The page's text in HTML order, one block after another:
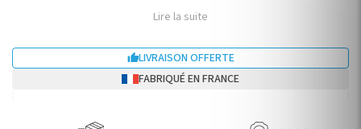
Lire la suite
LIVRAISON OFFERTE
FABRIQUÉ EN FRANCE